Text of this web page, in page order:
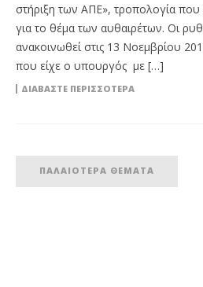
στήριξη των ΑΠΕ», τροπολογία που
για το θέμα των αυθαιρέτων. Οι
ανακοινωθεί στις 13 Νοεμβρίου
που είχε ο υπουργός με […]
ΔΙΑΒΆΣΤΕ ΠΕΡΙΣΣΌΤΕΡΑ
ΠΑΛΑΙΌΤΕΡΑ ΘΈΜΑΤΑ